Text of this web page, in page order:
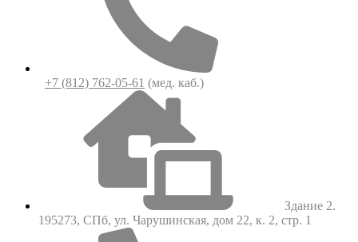
+7 (812) 762-05-61 (мед. каб.)
Здание 2.
195273, СПб, ул. Чарушинская, дом 22, к. 2, стр. 1